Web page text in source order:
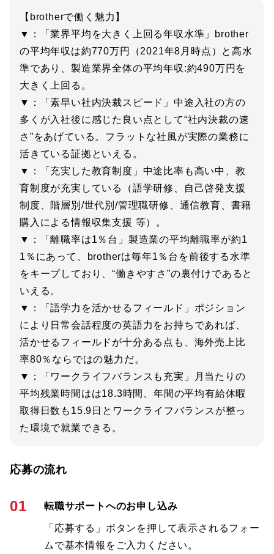
【brotherで働く魅力】
▼：「業界平均を大きく上回る年収水準」brother
の平均年収は約770万円（2021年8月時点）と高水
準であり、製造業界全体の平均年収:約490万円を
大きく上回る。
▼：「素早い社内決裁スピード」中途入社の方の
多くが入社後に感じた良い点として“社内決裁の速
さ”をあげている。フラットな社風が実際の業務に
活きている証拠といえる。
▼：「充実した教育制度」中途比率も高い中、教
育制度が充実している（語学研修、自己啓発支援
制度、階層別/世代別/管理職研修、通信教育、書籍
購入による情報収集支援 等）。
▼：「離職率は1％台」製造業の平均離職率が約1
1％にあって、brotherは毎年1％台を前後する水準
をキープしており、“働きやすさ”の裏付けであると
いえる。
▼：「語学力を活かせるフィールド」ポジション
により日常会話程度の英語力をお持ちであれば、
活かせるフィールドが十分ある点も、海外売上比
率80％ならではの魅力だ。
▼：「ワークライフバランスも充実」月当たりの
平均残業時間はは18.3時間、年間の平均有給休暇
取得日数も15.9日とワークライフバランスが整っ
た環境で就業できる。
応募の流れ
01 転職サポートへのお申し込み
「応募する」ボタンを押して表示されるフォー
ムで基本情報をご入力ください。